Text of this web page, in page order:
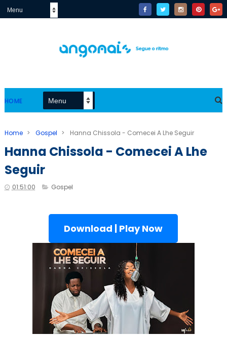
HOME
Home > Gospel > Hanna Chissola - Comecei A Lhe Seguir
Hanna Chissola - Comecei A Lhe
Seguir
01:51:00 Gospel
Download | Play Now